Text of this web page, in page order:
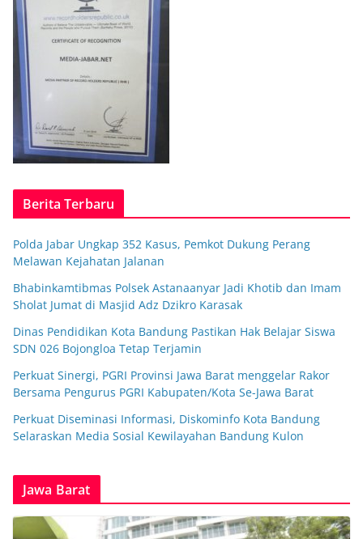
Berita Terbaru
Polda Jabar Ungkap 352 Kasus, Pemkot Dukung Perang
Melawan Kejahatan Jalanan
Bhabinkamtibmas Polsek Astanaanyar Jadi Khotib dan Imam
Sholat Jumat di Masjid Adz Dzikro Karasak
Dinas Pendidikan Kota Bandung Pastikan Hak Belajar Siswa
SDN 026 Bojongloa Tetap Terjamin
Perkuat Sinergi, PGRI Provinsi Jawa Barat menggelar Rakor
Bersama Pengurus PGRI Kabupaten/Kota Se-Jawa Barat
Perkuat Diseminasi Informasi, Diskominfo Kota Bandung
Selaraskan Media Sosial Kewilayahan Bandung Kulon
Jawa Barat